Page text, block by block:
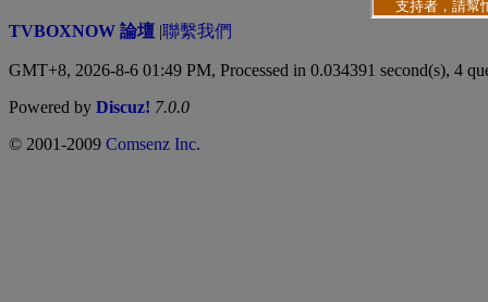
TVBOXNOW 論壇 |聯繫我們
GMT+8, 2026-8-6 01:49 PM, Processed in 0.034391 second(s), 4
Powered by Discuz! 7.0.0
© 2001-2009 Comsenz Inc.